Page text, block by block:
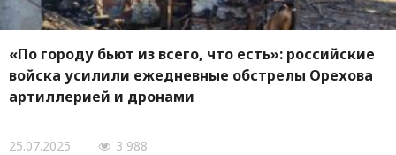
«По городу бьют из всего, что есть»: российские
войска усилили ежедневные обстрелы Орехова
артиллерией и дронами
25.07.2025 3 988